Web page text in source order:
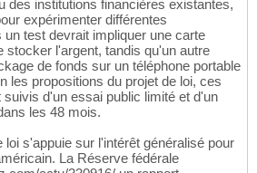
des institutions financières existantes,
expérimenter différentes
test devrait impliquer une carte
stocker l'argent, tandis qu'un autre
de fonds sur un téléphone portable
les propositions du projet de loi, ces
d'un essai public limité et d'un
les 48 mois.
loi s'appuie sur l'intérêt généralisé pour
La Réserve fédérale